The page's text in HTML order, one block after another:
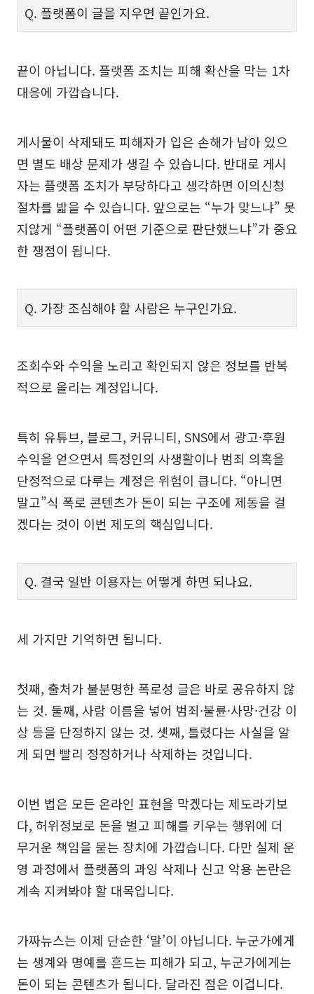
Q. 플랫폼이 글을 지우면 끝인가요.
끝이 아닙니다. 플랫폼 조치는 피해 확산을 막는 1차
대응에 가깝습니다.
게시물이 삭제돼도 피해자가 입은 손해가 남아 있으
면 별도 배상 문제가 생길 수 있습니다. 반대로 게시
자는 플랫폼 조치가 부당하다고 생각하면 이의신청
절차를 밟을 수 있습니다. 앞으로는 “누가 맞느냐” 못
지않게 “플랫폼이 어떤 기준으로 판단했느냐”가 중요
한 쟁점이 됩니다.
Q. 가장 조심해야 할 사람은 누구인가요.
조회수와 수익을 노리고 확인되지 않은 정보를 반복
적으로 올리는 계정입니다.
특히 유튜브, 블로그, 커뮤니티, SNS에서 광고·후원
수익을 얻으면서 특정인의 사생활이나 범죄 의혹을
단정적으로 다루는 계정은 위험이 큽니다. “아니면
말고”식 폭로 콘텐츠가 돈이 되는 구조에 제동을 걸
겠다는 것이 이번 제도의 핵심입니다.
Q. 결국 일반 이용자는 어떻게 하면 되나요.
세 가지만 기억하면 됩니다.
첫째, 출처가 불분명한 폭로성 글은 바로 공유하지 않
는 것. 둘째, 사람 이름을 넣어 범죄·불륜·사망·건강 이
상 등을 단정하지 않는 것. 셋째, 틀렸다는 사실을 알
게 되면 빨리 정정하거나 삭제하는 것입니다.
이번 법은 모든 온라인 표현을 막겠다는 제도라기보
다, 허위정보로 돈을 벌고 피해를 키우는 행위에 더
무거운 책임을 묻는 장치에 가깝습니다. 다만 실제 운
영 과정에서 플랫폼의 과잉 삭제나 신고 악용 논란은
계속 지켜봐야 할 대목입니다.
가짜뉴스는 이제 단순한 ‘말’이 아닙니다. 누군가에게
는 생계와 명예를 흔드는 피해가 되고, 누군가에게는
돈이 되는 콘텐츠가 됩니다. 달라진 점은 이겁니다.